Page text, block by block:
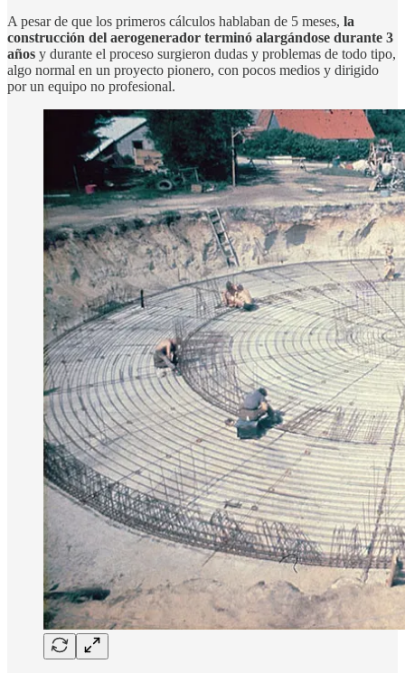
A pesar de que los primeros cálculos hablaban de 5 meses, la
construcción del aerogenerador terminó alargándose durante 3
años y durante el proceso surgieron dudas y problemas de todo tipo,
algo normal en un proyecto pionero, con pocos medios y dirigido
por un equipo no profesional.